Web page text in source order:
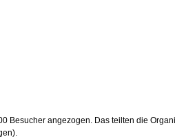
angezogen. Das teilten die